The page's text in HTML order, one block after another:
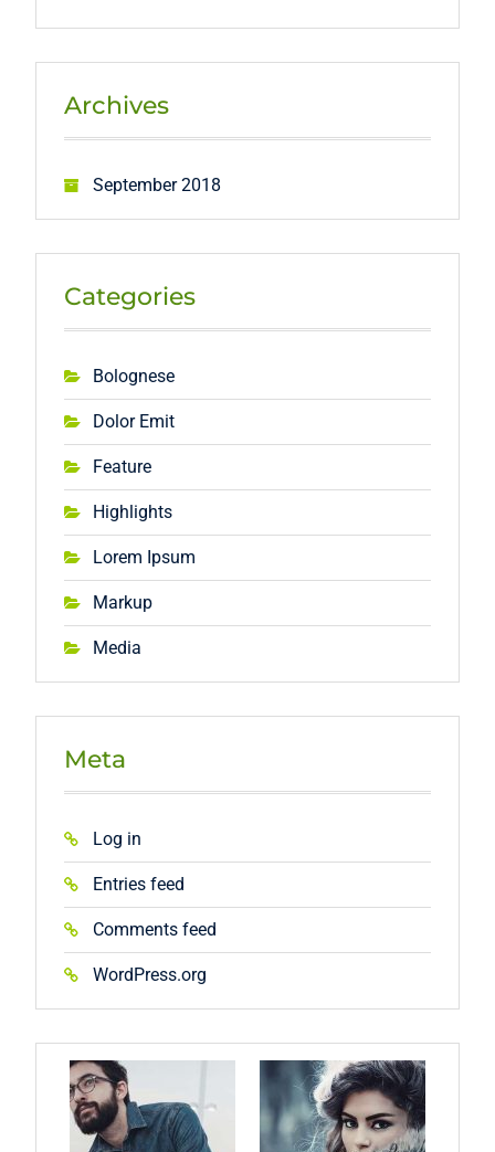
Archives
September 2018
Categories
Bolognese
Dolor Emit
Feature
Highlights
Lorem Ipsum
Markup
Media
Meta
Log in
Entries feed
Comments feed
WordPress.org